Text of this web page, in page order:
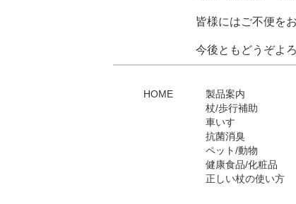
皆様にはご不便を
今後ともどうぞよ
HOME
製品案内
杖/歩行補助
車いす
抗菌消臭
ペット/動物
健康食品/化粧品
正しい杖の使い方